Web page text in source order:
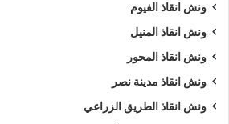
ونش انقاذ الفيوم
ونش انقاذ المنيل
ونش انقاذ المحور
ونش انقاذ مدينة نصر
ونش انقاذ الطريق الزراعي